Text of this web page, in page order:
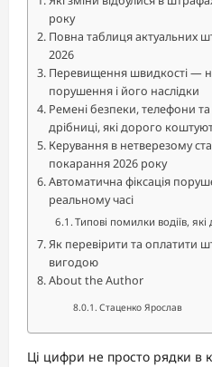
року
Повна таблиця актуальних
2026
Перевищення швидкості —
порушення і його наслідки
Ремені безпеки, телефони
дрібниці, які дорого
Керування в нетверезому
покарання 2026 року
Автоматична фіксація
реальному часі
Типові помилки водіїв,
Як перевірити та оплатити
вигодою
About the Author
Стаценко Ярослав
Ці цифри не просто рядки в